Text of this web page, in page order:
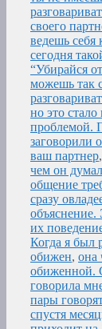
своего
ведешь себя
сегодня
“Убирайся
можешь так
но это
проблемой.
заговорили
ваш партнер,
чем он
общение
сразу
объяснение.
их
Когда я был
обижен, она
обиженной.
говорила
пары
спустя